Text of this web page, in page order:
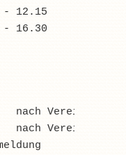
12.15
16.30
Vereinbarung
Vereinbarung